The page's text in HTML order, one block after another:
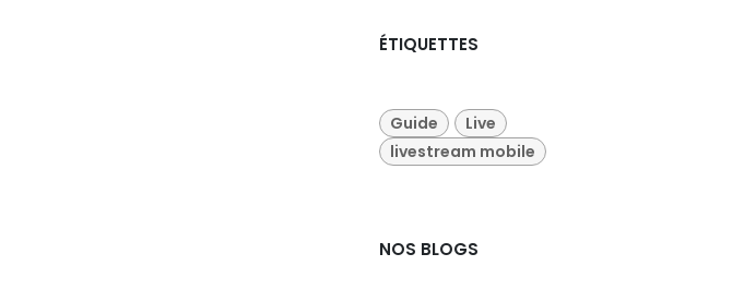
ÉTIQUETTES
Guide
Live
livestream mobile
NOS BLOGS